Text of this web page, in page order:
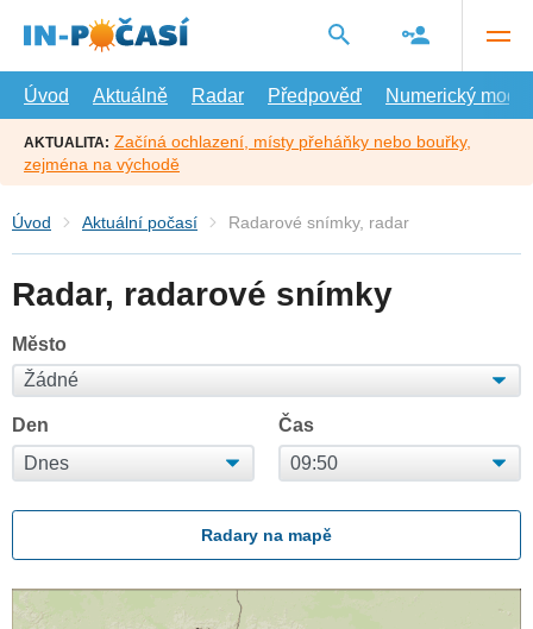
hlavní
Úvod
Aktuálně Radar Předpověď Numerický model
AKTUALITA: Začíná ochlazení, místy přeháňky nebo bouřky,
zejména na východě
Úvod Aktuální počasí Radarové snímky, radar
Radar, radarové snímky
Město
Den Čas
Radary na mapě